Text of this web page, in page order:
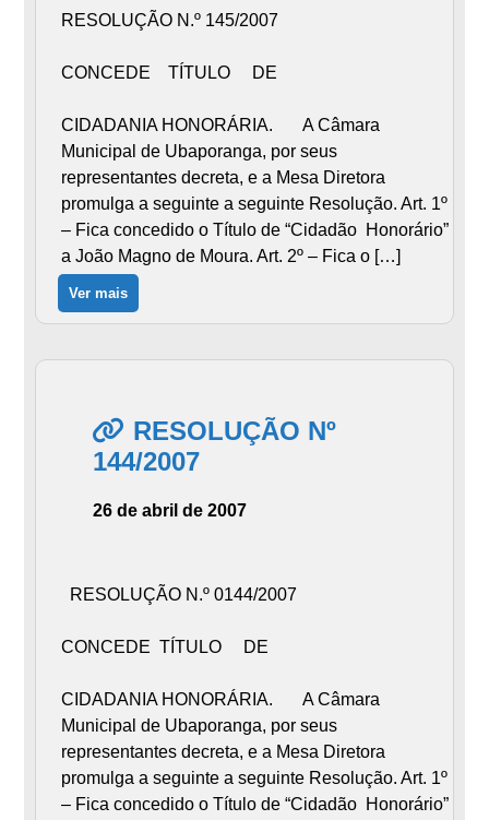
RESOLUÇÃO N.º 145/2007
CONCEDE TÍTULO DE
CIDADANIA HONORÁRIA. A Câmara
Municipal de Ubaporanga, por seus
representantes decreta, e a Mesa Diretora
promulga a seguinte a seguinte Resolução. Art. 1º
– Fica concedido o Título de “Cidadão Honorário”
a João Magno de Moura. Art. 2º – Fica o […]
Ver mais
RESOLUÇÃO Nº
144/2007
26 de abril de 2007
RESOLUÇÃO N.º 0144/2007
CONCEDE TÍTULO DE
CIDADANIA HONORÁRIA. A Câmara
Municipal de Ubaporanga, por seus
representantes decreta, e a Mesa Diretora
promulga a seguinte a seguinte Resolução. Art. 1º
– Fica concedido o Título de “Cidadão Honorário”